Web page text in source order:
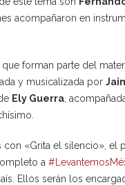
acompañaron en
que forman parte del
y musicalizada por
Ely Guerra ,
con «Grita el silencio», el
a
Ellos serán los